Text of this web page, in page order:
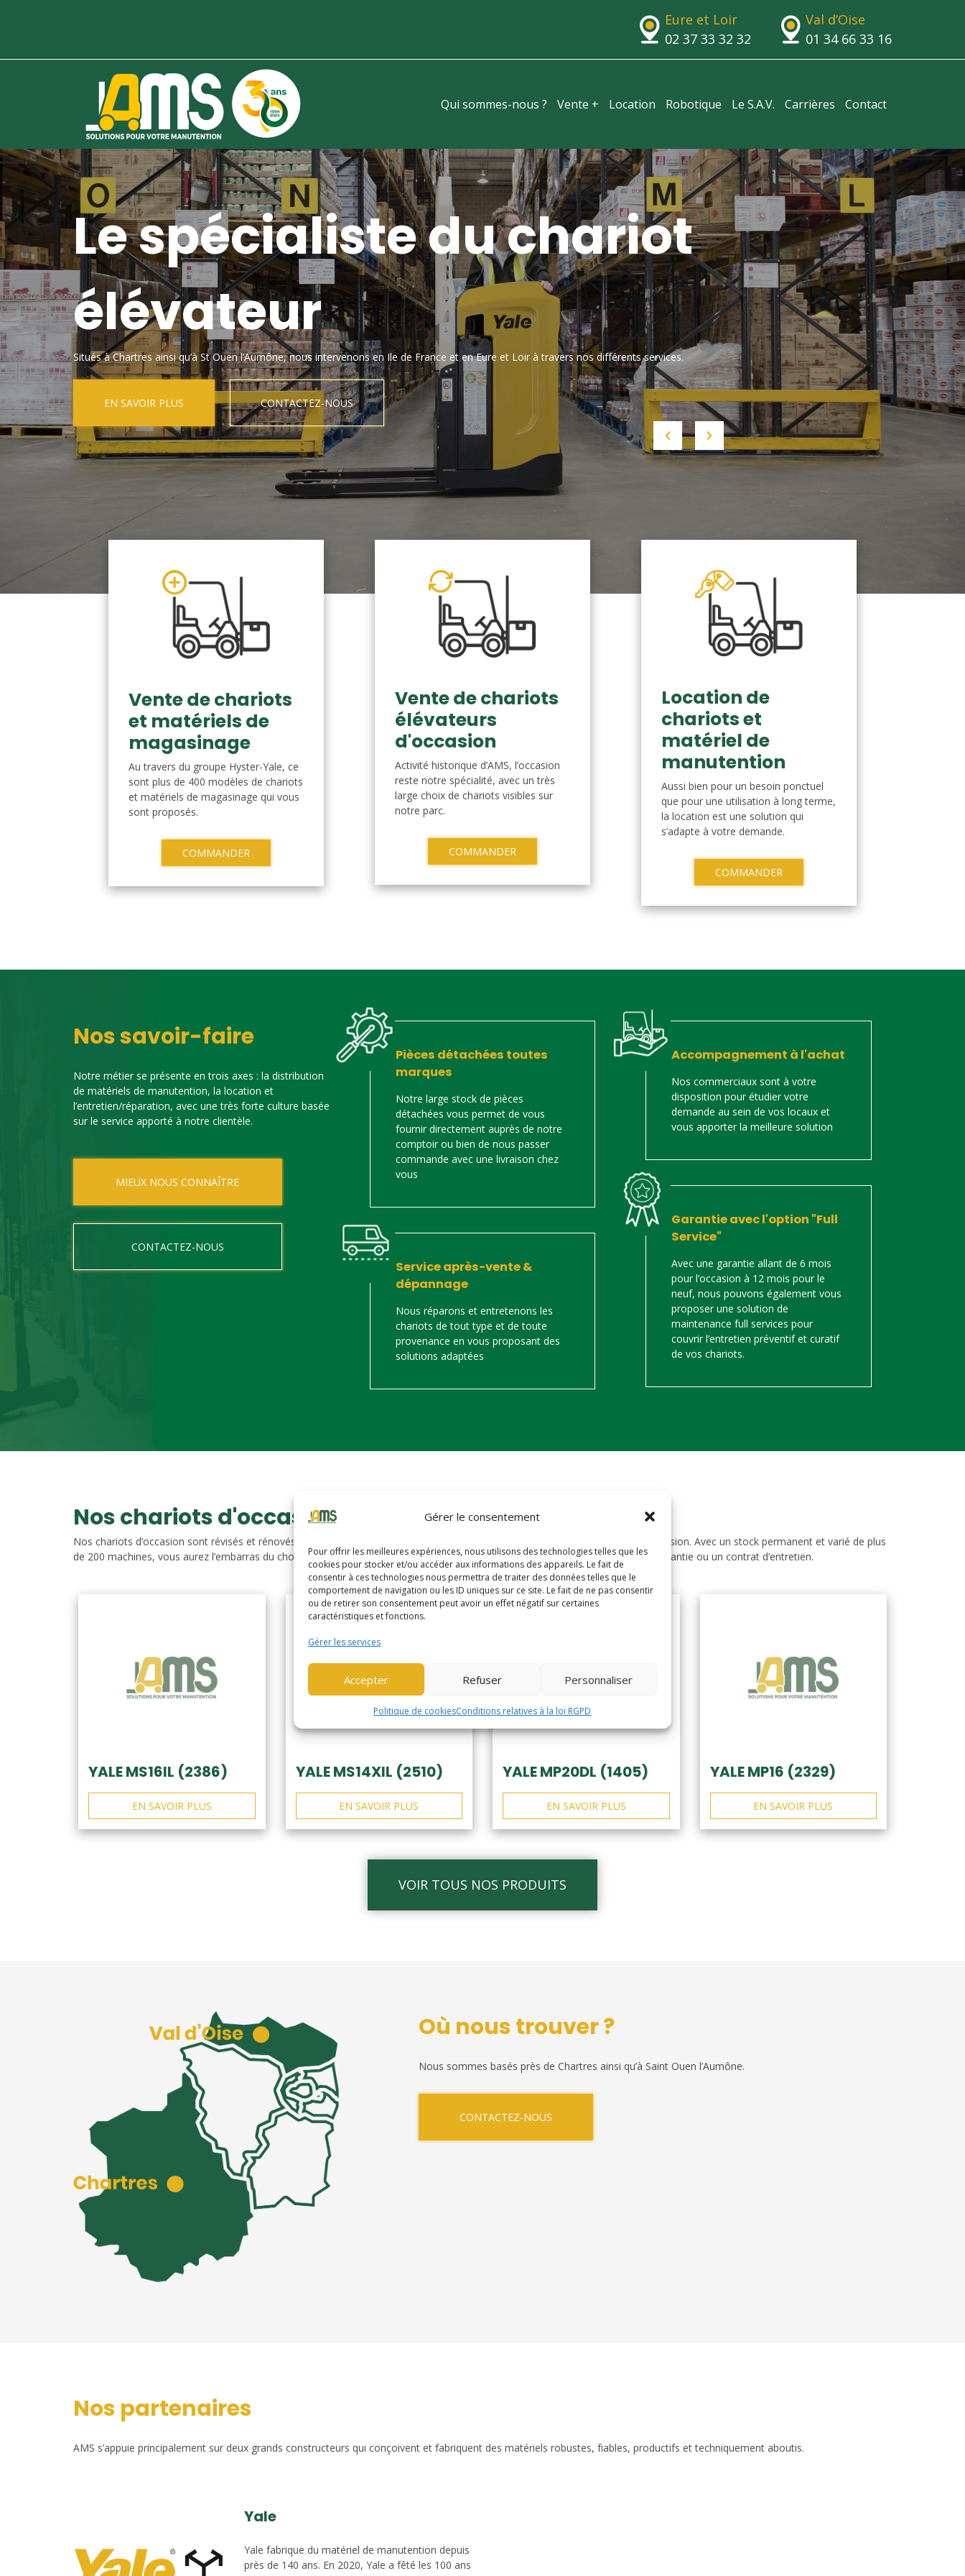
Gérer le consentement
Pour offrir les meilleures expériences, nous utilisons des technologies telles que les
cookies pour stocker et/ou accéder aux informations des appareils. Le fait de
consentir à ces technologies nous permettra de traiter des données telles que le
comportement de navigation ou les ID uniques sur ce site. Le fait de ne pas consentir
ou de retirer son consentement peut avoir un effet négatif sur certaines
caractéristiques et fonctions.
Gérer les services
Accepter Refuser Personnaliser
Politique de cookiesConditions relatives à la loi RGPD
Eure et Loir
02 37 33 32 32
Val d’Oise
01 34 66 33 16
Qui sommes-nous ? Vente + Location Robotique Le S.A.V. Carrières Contact
Le spécialiste du chariot
élévateur
Situés à Chartres ainsi qu’à St Ouen l’Aumône, nous intervenons en Ile de France et en Eure et Loir à travers nos différents services.
EN SAVOIR PLUS CONTACTEZ-NOUS
Vente de chariots
et matériels de
magasinage
Au travers du groupe Hyster-Yale, ce
sont plus de 400 modèles de chariots
et matériels de magasinage qui vous
sont proposés.
COMMANDER
Vente de chariots
élévateurs
d'occasion
Activité historique d’AMS, l’occasion
reste notre spécialité, avec un très
large choix de chariots visibles sur
notre parc.
COMMANDER
Location de
chariots et
matériel de
manutention
Aussi bien pour un besoin ponctuel
que pour une utilisation à long terme,
la location est une solution qui
s’adapte à votre demande.
COMMANDER
Nos savoir-faire
Notre métier se présente en trois axes : la distribution
de matériels de manutention, la location et
l’entretien/réparation, avec une très forte culture basée
sur le service apporté à notre clientèle.
MIEUX NOUS CONNAÎTRE
CONTACTEZ-NOUS
Pièces détachées toutes
marques
Notre large stock de pièces
détachées vous permet de vous
fournir directement auprès de notre
comptoir ou bien de nous passer
commande avec une livraison chez
vous
Service après-vente &
dépannage
Nous réparons et entretenons les
chariots de tout type et de toute
provenance en vous proposant des
solutions adaptées
Accompagnement à l'achat
Nos commerciaux sont à votre
disposition pour étudier votre
demande au sein de vos locaux et
vous apporter la meilleure solution
Garantie avec l'option "Full
Service"
Avec une garantie allant de 6 mois
pour l’occasion à 12 mois pour le
neuf, nous pouvons également vous
proposer une solution de
maintenance full services pour
couvrir l’entretien préventif et curatif
de vos chariots.
Nos chariots d'occasion
Nos chariots d’occasion sont révisés et rénovés. Vous trouverez ci-dessous notre catalogue de matériels de manutention d’occasion. Avec un stock permanent et varié de plus
de 200 machines, vous aurez l’embarras du choix. Nos chariots sont révisés, reconditionnés, repeints, prêts à partir avec une garantie ou un contrat d’entretien.
YALE MS16IL (2386)
EN SAVOIR PLUS
YALE MS14XIL (2510)
EN SAVOIR PLUS
YALE MP20DL (1405)
EN SAVOIR PLUS
YALE MP16 (2329)
EN SAVOIR PLUS
VOIR TOUS NOS PRODUITS
Où nous trouver ?
Nous sommes basés près de Chartres ainsi qu’à Saint Ouen l’Aumône.
CONTACTEZ-NOUS
Nos partenaires
AMS s’appuie principalement sur deux grands constructeurs qui conçoivent et fabriquent des matériels robustes, fiables, productifs et techniquement aboutis.
Yale
Yale fabrique du matériel de manutention depuis
près de 140 ans. En 2020, Yale a fêté les 100 ans